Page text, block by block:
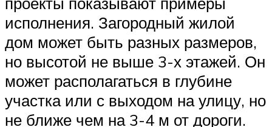
исполнения. Загородный жилой
дом может быть разных размеров,
но высотой не выше 3-х этажей. Он
может располагаться в глубине
участка или с выходом на улицу, но
не ближе чем на 3-4 м от дороги.